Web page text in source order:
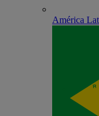
América